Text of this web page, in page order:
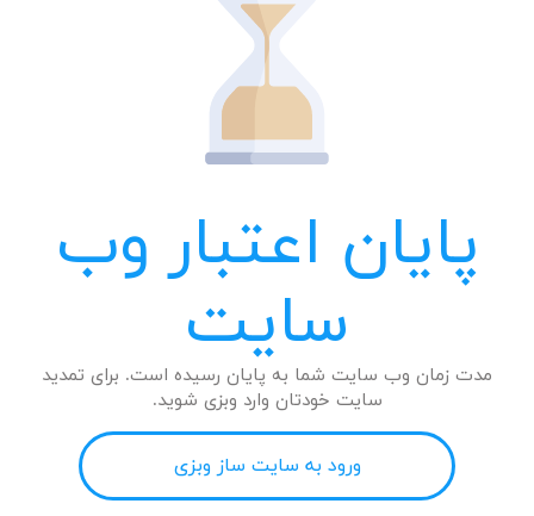
پایان اعتبار وب
سایت
مدت زمان وب سایت شما به پایان رسیده است. برای تمدید
سایت خودتان وارد وبزی شوید.
ورود به سایت ساز وبزی